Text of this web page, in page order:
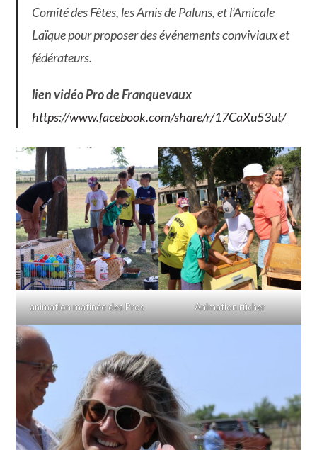
Comité des Fêtes, les Amis de Paluns, et l’Amicale
Laïque pour proposer des événements conviviaux et
fédérateurs.
lien vidéo Pro de Franquevaux
https://www.facebook.com/share/r/17CaXu53ut/
animation matinée des Pros Animation rûcher